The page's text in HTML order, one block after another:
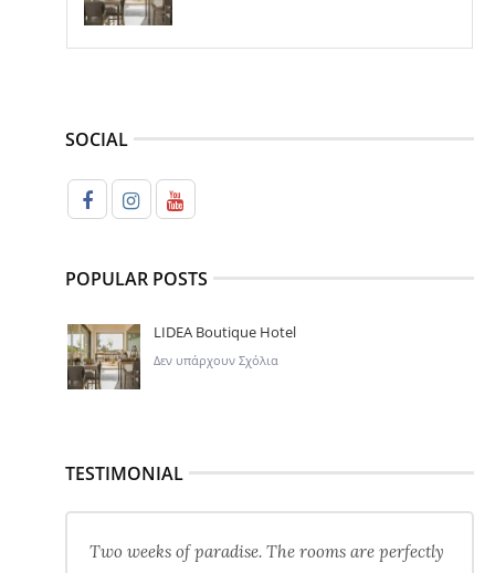
SOCIAL
POPULAR POSTS
LIDEA Boutique Hotel
Δεν υπάρχουν Σχόλια
TESTIMONIAL
Two weeks of paradise. The rooms are perfectly